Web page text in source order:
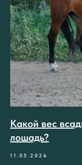
Какой вес
лошадь?
11.05.2026